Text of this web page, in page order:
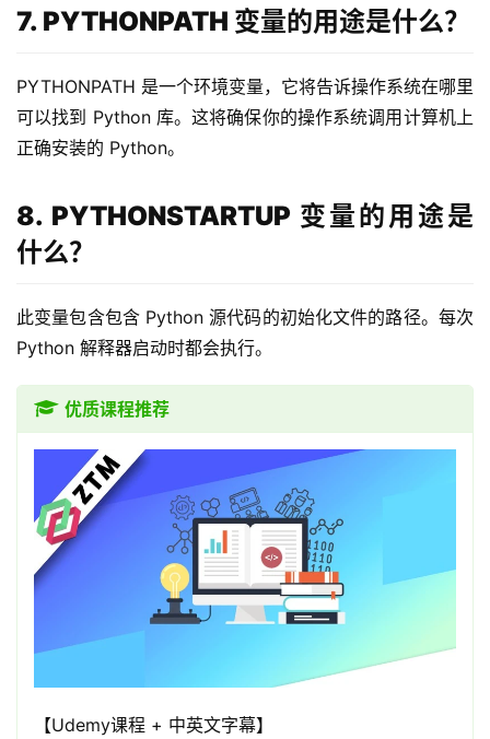
7. PYTHONPATH 变量的用途是什么？
PYTHONPATH 是一个环境变量，它将告诉操作系统在哪里
可以找到 Python 库。这将确保你的操作系统调用计算机上
正确安装的 Python。
8. PYTHONSTARTUP 变量的用途是
什么？
此变量包含包含 Python 源代码的初始化文件的路径。每次
Python 解释器启动时都会执行。
优质课程推荐
【Udemy课程 + 中英文字幕】